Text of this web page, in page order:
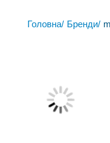
Головна/ Бренди/